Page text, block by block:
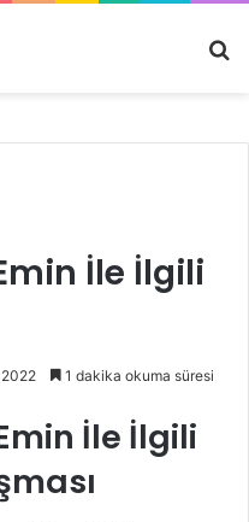
İle İlgili
1 dakika okuma süresi
İle İlgili